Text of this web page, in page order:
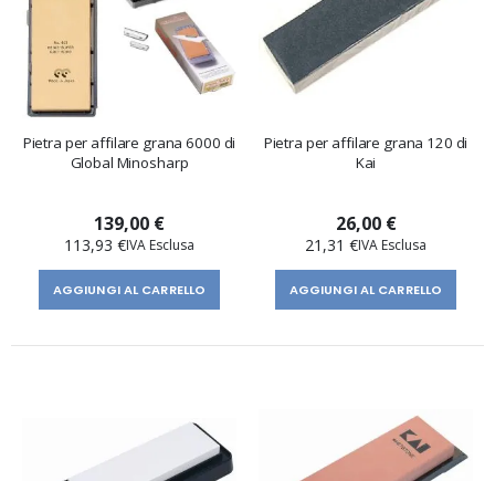
Pietra per affilare grana 6000 di
Global Minosharp
139,00 €
113,93 €
AGGIUNGI AL CARRELLO
Pietra per affilare grana 120 di
Kai
26,00 €
21,31 €
AGGIUNGI AL CARRELLO